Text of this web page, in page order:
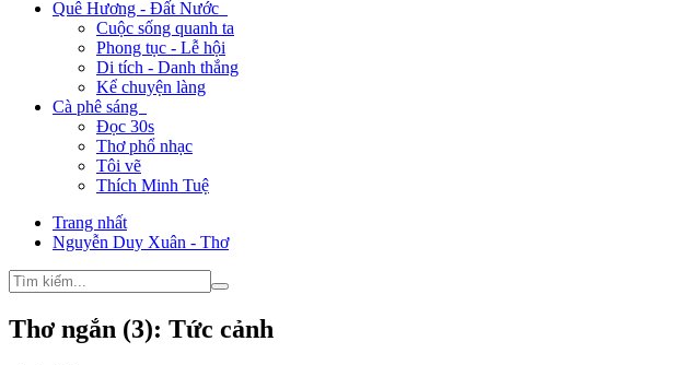
Quê Hương - Đất Nước
Cuộc sống quanh ta
Phong tục - Lễ hội
Di tích - Danh thắng
Kể chuyện làng
Cà phê sáng
Đọc 30s
Thơ phổ nhạc
Tôi vẽ
Thích Minh Tuệ
Trang nhất
Nguyễn Duy Xuân - Thơ
Thơ ngắn (3): Tức cảnh